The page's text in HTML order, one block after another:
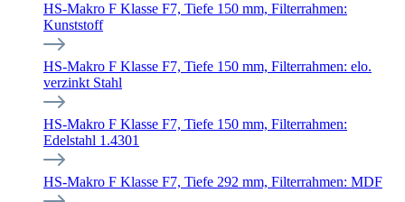
HS-Makro F Klasse F7, Tiefe 150 mm, Filterrahmen:
Kunststoff
HS-Makro F Klasse F7, Tiefe 150 mm, Filterrahmen: elo.
verzinkt Stahl
HS-Makro F Klasse F7, Tiefe 150 mm, Filterrahmen:
Edelstahl 1.4301
HS-Makro F Klasse F7, Tiefe 292 mm, Filterrahmen: MDF